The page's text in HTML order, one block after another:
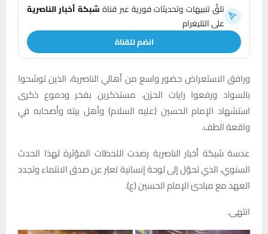
تلقَّ تنبيهات وتحديثات فورية عبر قناةشبكة أخبار الناصرية
على التليغرام
انضم للقناة
ورافق الاستعراض حضور واسع من أهالي الناصرية، الذين توشحوا
بالسواد ورفعوا رايات الحزن، مستذكرين بفخر ودموع ذكرى
استشهاد الإمام الحسين (عليه السلام) وأهل بيته وأصحابه في
واقعة الطف.
عدسة شبكة أخبار الناصرية رصدت اللحظات المؤثرة لهذا الحدث
السنوي، الذي تحوّل إلى لوحة إنسانية تعبّر عن صدق الانتماء وتجدد
العهد مع مبادئ الإمام الحسين (ع).
انتهى.